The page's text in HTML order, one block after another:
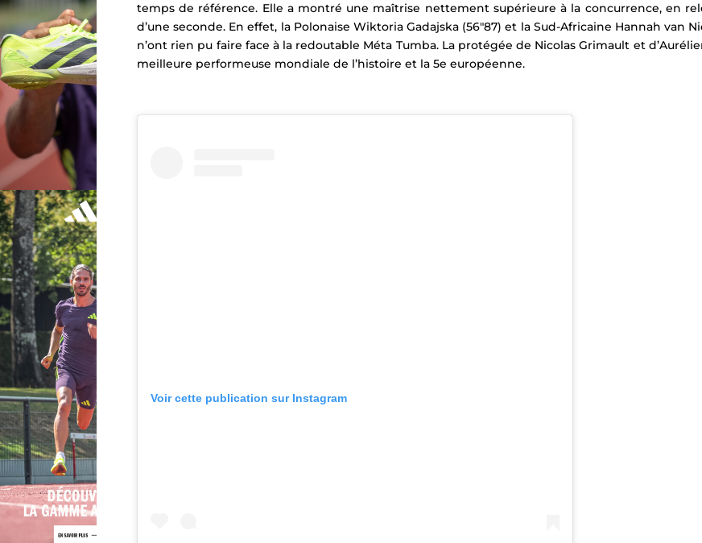
temps de référence. Elle a montré une maîtrise nettement supérieure à la concurrence, en
d’une seconde. En effet, la Polonaise Wiktoria Gadajska (56″87) et la Sud-Africaine Hannah van
n’ont rien pu faire face à la redoutable Méta Tumba. La protégée de Nicolas Grimault et
meilleure performeuse mondiale de l’histoire et la 5e européenne.
Voir cette publication sur Instagram